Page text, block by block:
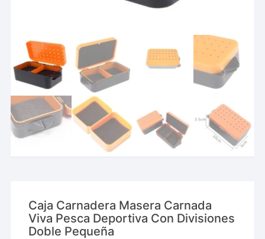
Caja Carnadera Masera Carnada
Viva Pesca Deportiva Con Divisiones
Doble Pequeña